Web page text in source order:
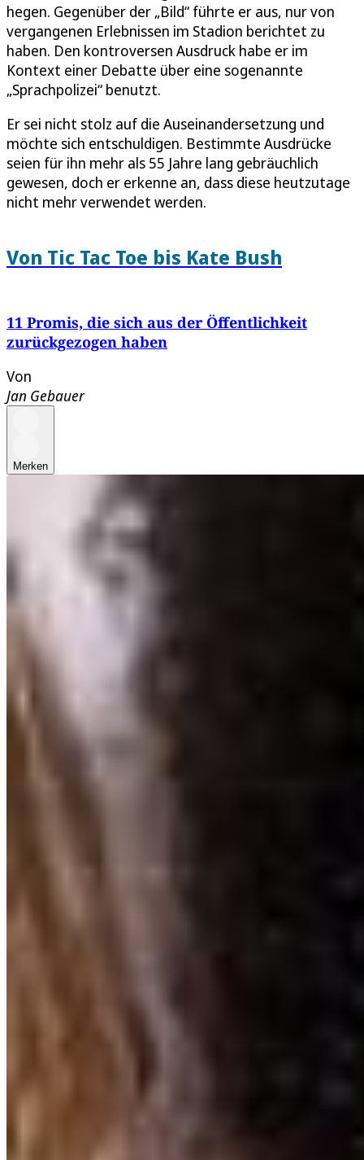
hegen. Gegenüber der „Bild“ führte er aus, nur von
vergangenen Erlebnissen im Stadion berichtet zu
haben. Den kontroversen Ausdruck habe er im
Kontext einer Debatte über eine sogenannte
„Sprachpolizei“ benutzt.
Er sei nicht stolz auf die Auseinandersetzung und
möchte sich entschuldigen. Bestimmte Ausdrücke
seien für ihn mehr als 55 Jahre lang gebräuchlich
gewesen, doch er erkenne an, dass diese heutzutage
nicht mehr verwendet werden.
Von Tic Tac Toe bis Kate Bush
11 Promis, die sich aus der Öffentlichkeit
zurückgezogen haben
Von
Jan Gebauer
Merken